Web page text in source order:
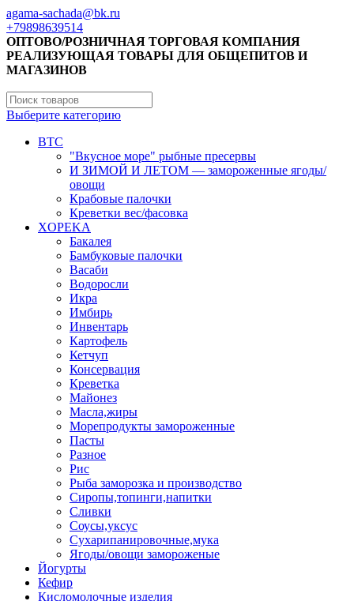
agama-sachada@bk.ru
+79898639514
ОПТОВО/РОЗНИЧНАЯ ТОРГОВАЯ КОМПАНИЯ
РЕАЛИЗУЮЩАЯ ТОВАРЫ ДЛЯ ОБЩЕПИТОВ И
МАГАЗИНОВ
Выберите категорию
BTC
"Вкусное море" рыбные пресервы
И ЗИМОЙ И ЛЕТОМ — замороженные ягоды/
овощи
Крабовые палочки
Креветки вес/фасовка
XOPEKA
Бакалея
Бамбуковые палочки
Васаби
Водоросли
Икра
Имбирь
Инвентарь
Картофель
Кетчуп
Консервация
Креветка
Майонез
Масла,жиры
Морепродукты замороженные
Пасты
Разное
Рис
Рыба заморозка и производство
Сиропы,топинги,напитки
Сливки
Соусы,уксус
Сухарипанировочные,мука
Ягоды/овощи замороженые
Йогурты
Кефир
Кисломолочные изделия